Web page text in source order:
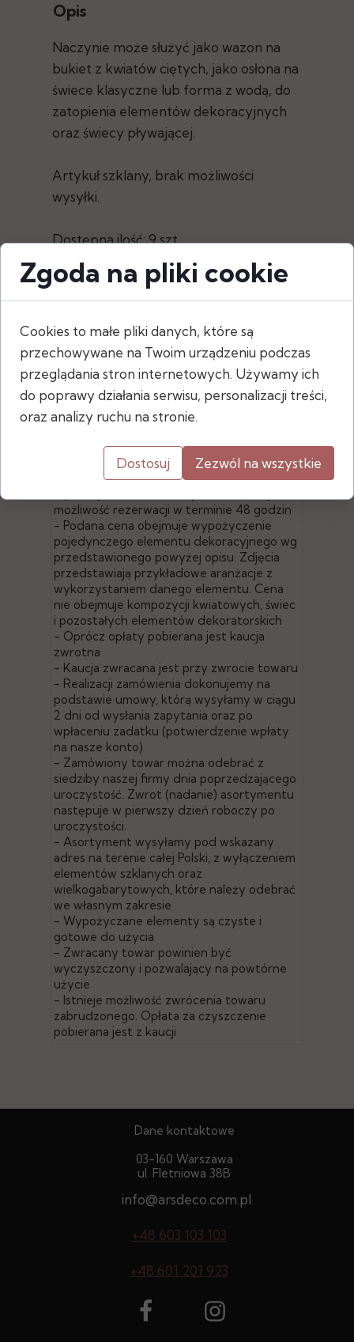
Dane kontaktowe
03-160 Warszawa
ul. Fletniowa 38B
+48 603 103 103
info@arsdeco.com.pl
+48 601 201 923
- Po złożeniu zamówienia za pośrednictwem
naszej strony, sprawdzamy dostępność
możliwość rezerwacji w terminie 48 godzin
- Podana cena obejmuje wypożyczenie
pojedynczego elementu dekoracyjnego wg
przedstawionego powyżej opisu. Zdjęcia
przedstawiają przykładowe aranżacje z
wykorzystaniem danego elementu. Cena
nie obejmuje kompozycji kwiatowych, świec
i pozostałych elementów dekoratorskich
- Oprócz opłaty pobierana jest kaucja
zwrotna
- Kaucja zwracana jest przy zwrocie towaru
- Realizacji zamówienia dokonujemy na
podstawie umowy, którą wysyłamy w ciągu
2 dni od wysłania zapytania oraz po
wpłaceniu zadatku (potwierdzenie wpłaty
na nasze konto)
- Zamówiony towar można odebrać z
siedziby naszej firmy dnia poprzedzającego
uroczystość. Zwrot (nadanie) asortymentu
następuje w pierwszy dzień roboczy po
uroczystości.
- Asortyment wysyłamy pod wskazany
adres na terenie całej Polski, z wyłączeniem
elementów szklanych oraz
wielkogabarytowych, które należy odebrać
we własnym zakresie
- Wypożyczane elementy są czyste i
gotowe do użycia
- Zwracany towar powinien być
wyczyszczony i pozwalający na powtórne
użycie
- Istnieje możliwość zwrócenia towaru
zabrudzonego. Opłata za czyszczenie
pobierana jest z kaucji
Opis
Naczynie może służyć jako wazon na
bukiet z kwiatów ciętych, jako osłona na
świece klasyczne lub forma z wodą, do
zatopienia elementów dekoracyjnych
oraz świecy pływającej.
Artykuł szklany, brak możliwości
wysyłki.
Dostępna ilość: 9 szt.
Wymiary
- wysokość: 28 cm
- średnica: 15 cm
Zgoda na pliki cookie
Cookies to małe pliki danych, które są
przechowywane na Twoim urządzeniu podczas
przeglądania stron internetowych. Używamy ich
do poprawy działania serwisu, personalizacji treści,
oraz analizy ruchu na stronie.
Dostosuj Zezwól na wszystkie